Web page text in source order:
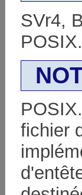
SVr4,
fichier